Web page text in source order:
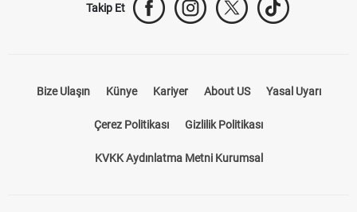
Takip Et
Bize Ulaşın Künye Kariyer About US Yasal Uyarı
Çerez Politikası Gizlilik Politikası
KVKK Aydınlatma Metni Kurumsal